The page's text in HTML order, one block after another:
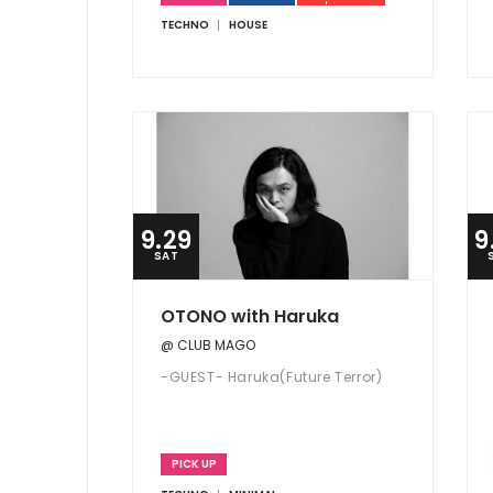
TECHNO
HOUSE
9.29
SAT
OTONO with Haruka
@ CLUB MAGO
-GUEST- Haruka(Future Terror)
PICK UP